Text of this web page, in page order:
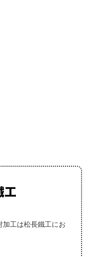
加工は松長鐵工にお